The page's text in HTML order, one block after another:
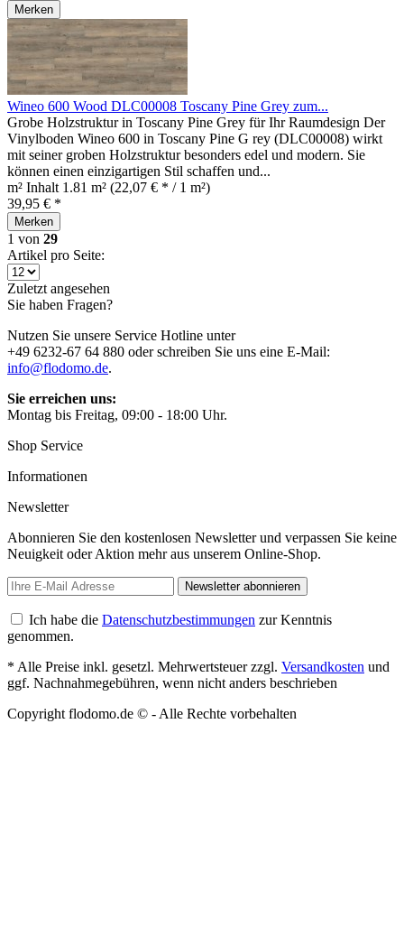
Merken
Wineo 600 Wood DLC00008 Toscany Pine Grey zum...
Grobe Holzstruktur in Toscany Pine Grey für Ihr Raumdesign Der
Vinylboden Wineo 600 in Toscany Pine G rey (DLC00008) wirkt
mit seiner groben Holzstruktur besonders edel und modern. Sie
können einen einzigartigen Stil schaffen und...
m² Inhalt 1.81 m² (22,07 € * / 1 m²)
39,95 € *
Merken
1 von 29
Artikel pro Seite:
Zuletzt angesehen
Sie haben Fragen?
Nutzen Sie unsere Service Hotline unter
+49 6232-67 64 880 oder schreiben Sie uns eine E-Mail:
info@flodomo.de.
Sie erreichen uns:
Montag bis Freitag, 09:00 - 18:00 Uhr.
Shop Service
Informationen
Newsletter
Abonnieren Sie den kostenlosen Newsletter und verpassen Sie keine
Neuigkeit oder Aktion mehr aus unserem Online-Shop.
Newsletter abonnieren
Ich habe die Datenschutzbestimmungen zur Kenntnis
genommen.
* Alle Preise inkl. gesetzl. Mehrwertsteuer zzgl. Versandkosten und
ggf. Nachnahmegebühren, wenn nicht anders beschrieben
Copyright flodomo.de © - Alle Rechte vorbehalten